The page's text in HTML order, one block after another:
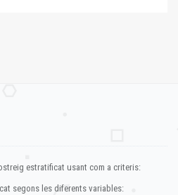
estratificat usant com a criteris:
segons les diferents variables: